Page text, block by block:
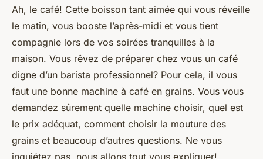
Quelle machine à café en
grains pour un café de barista
à la maison?
ermenegilde •18 février 2024•7 min de lecture
Ah, le café! Cette boisson tant aimée qui vous réveille
le matin, vous booste l’après-midi et vous tient
compagnie lors de vos soirées tranquilles à la
maison. Vous rêvez de préparer chez vous un café
digne d’un barista professionnel? Pour cela, il vous
faut une bonne machine à café en grains. Vous vous
demandez sûrement quelle machine choisir, quel est
le prix adéquat, comment choisir la mouture des
grains et beaucoup d’autres questions. Ne vous